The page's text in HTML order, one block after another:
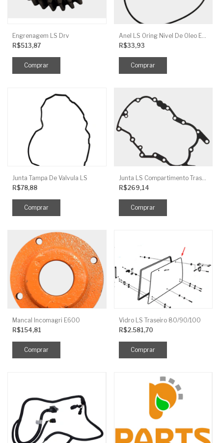
Engrenagem LS Drv
R$513,87
Anel LS Oring Nivel De Oleo EGQ125
R$33,93
Junta Tampa De Valvula LS
R$78,88
Junta LS Compartimento Traseiro EGQ155
R$269,14
Mancal Incomagri E600
R$154,81
Vidro LS Traseiro 80/90/100
R$2.581,70